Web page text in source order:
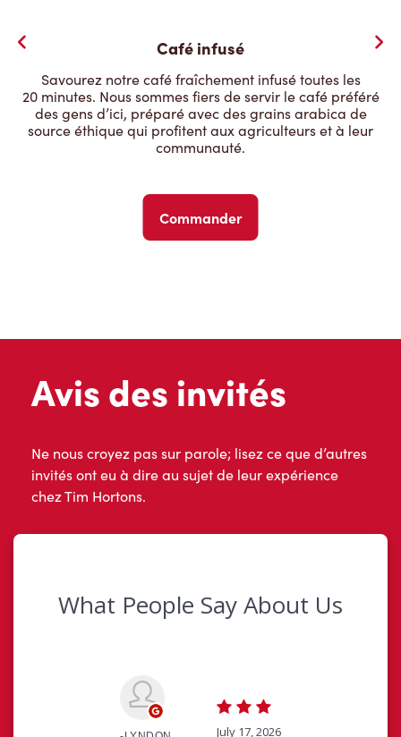
Café infusé
Savourez notre café fraîchement infusé toutes les
20 minutes. Nous sommes fiers de servir le café préféré
des gens d’ici, préparé avec des grains arabica de
source éthique qui profitent aux agriculteurs et à leur
communauté.
Commander
Avis des invités
Ne nous croyez pas sur parole; lisez ce que d’autres
invités ont eu à dire au sujet de leur expérience
chez Tim Hortons.